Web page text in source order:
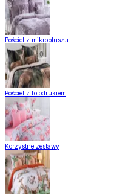
Pościel z mikropluszu
Pościel z fotodrukiem
Korzystne zestawy